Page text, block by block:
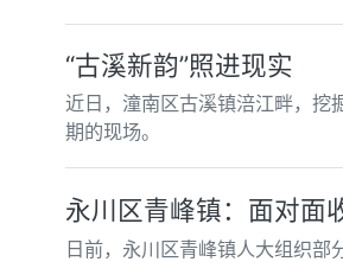
“古溪新韵”照进现实
近日，潼南区古溪镇涪江畔，
期的现场。
永川区青峰镇：面对面
日前，永川区青峰镇人大组织部